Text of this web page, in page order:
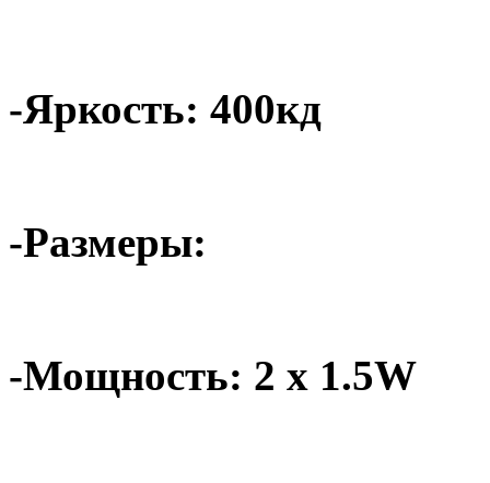
-Яркость: 400кд
-Размеры:
-Мощность: 2 x 1.5W